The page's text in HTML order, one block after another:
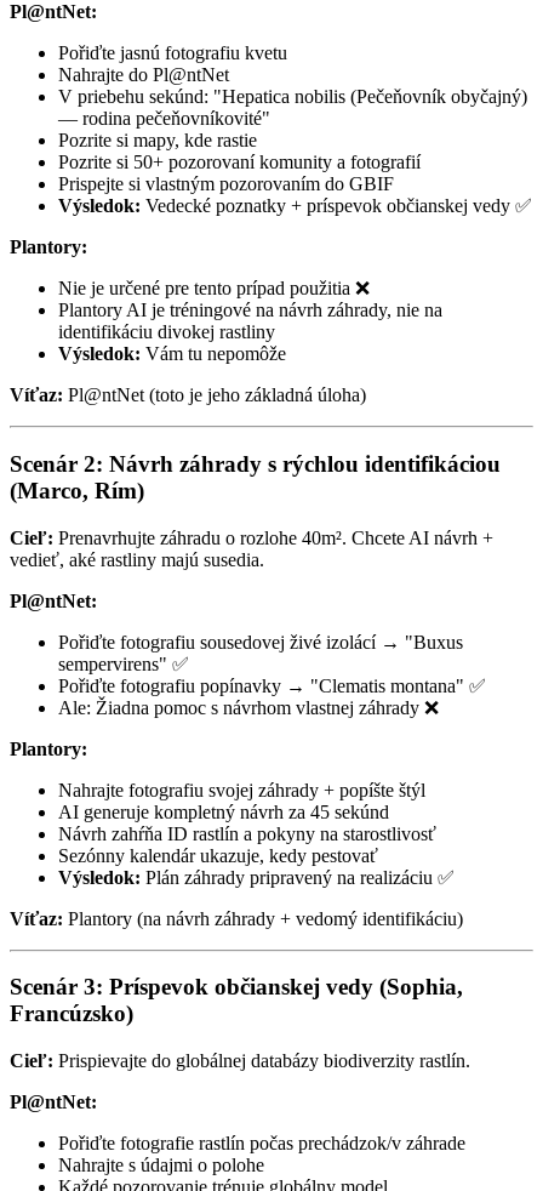
Pl@ntNet:
Pořiďte jasnú fotografiu kvetu
Nahrajte do Pl@ntNet
V priebehu sekúnd: "Hepatica nobilis (Pečeňovník obyčajný)
— rodina pečeňovníkovité"
Pozrite si mapy, kde rastie
Pozrite si 50+ pozorovaní komunity a fotografií
Prispejte si vlastným pozorovaním do GBIF
Výsledok: Vedecké poznatky + príspevok občianskej vedy ✅
Plantory:
Nie je určené pre tento prípad použitia ❌
Plantory AI je tréningové na návrh záhrady, nie na
identifikáciu divokej rastliny
Výsledok: Vám tu nepomôže
Víťaz: Pl@ntNet (toto je jeho základná úloha)
Scenár 2: Návrh záhrady s rýchlou identifikáciou
(Marco, Rím)
Cieľ: Prenavrhujte záhradu o rozlohe 40m². Chcete AI návrh +
vedieť, aké rastliny majú susedia.
Pl@ntNet:
Pořiďte fotografiu sousedovej živé izolácí → "Buxus
sempervirens" ✅
Pořiďte fotografiu popínavky → "Clematis montana" ✅
Ale: Žiadna pomoc s návrhom vlastnej záhrady ❌
Plantory:
Nahrajte fotografiu svojej záhrady + popíšte štýl
AI generuje kompletný návrh za 45 sekúnd
Návrh zahŕňa ID rastlín a pokyny na starostlivosť
Sezónny kalendár ukazuje, kedy pestovať
Výsledok: Plán záhrady pripravený na realizáciu ✅
Víťaz: Plantory (na návrh záhrady + vedomý identifikáciu)
Scenár 3: Príspevok občianskej vedy (Sophia,
Francúzsko)
Cieľ: Prispievajte do globálnej databázy biodiverzity rastlín.
Pl@ntNet:
Pořiďte fotografie rastlín počas prechádzok/v záhrade
Nahrajte s údajmi o polohe
Každé pozorovanie trénuje globálny model